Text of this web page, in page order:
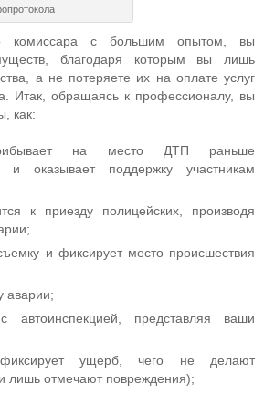
комиссара с большим опытом, вы
благодаря которым вы лишь
а не потеряете их на оплате услуг
Итак, обращаясь к профессионалу, вы
как:
на место ДТП раньше
и оказывает поддержку участникам
к приезду полицейских, производя
и фиксирует место происшествия
аварии;
автоинспекцией, представляя ваши
ущерб, чего не делают
лишь отмечают повреждения);